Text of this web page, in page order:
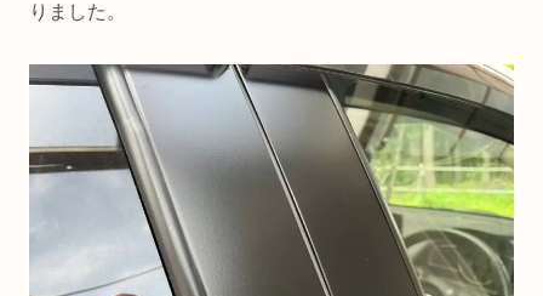
りました。